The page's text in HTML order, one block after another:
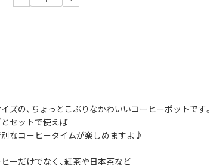
ズの、ちょっとこぶりなかわいいコーヒーポットです。
セットで使えば
なコーヒータイムが楽しめますよ♪
ーだけでなく、紅茶や日本茶など